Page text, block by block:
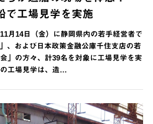
で工場見学を実施
月14日（金）に静岡県内の若手経営者で
、および日本政策金融公庫千住支店の若
」の方々、計39名を対象に工場見学を実
工場見学は、造…